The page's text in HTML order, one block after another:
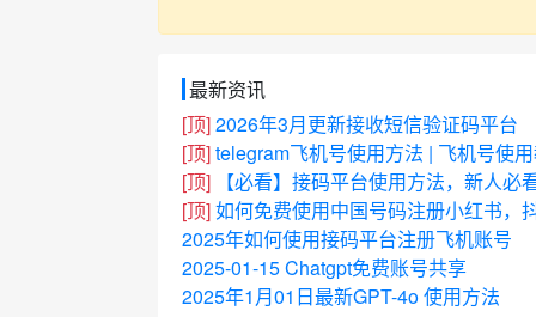
最新资讯
[顶]2026年3月更新接收短信验证码平台
[顶]telegram飞机号使用方法 | 飞机号使
[顶]
【必看】接码平台使用方法，新人必
[顶]如何免费使用中国号码注册小红书，
2025年如何使用接码平台注册飞机账号
2025-01-15 Chatgpt免费账号共享
2025年1月01日最新GPT-4o 使用方法